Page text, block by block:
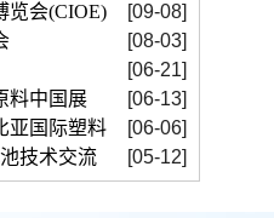
览会(CIOE)
[09-08]
[08-03]
[06-21]
料中国展
[06-13]
亚国际塑料
[06-06]
技术交流
[05-12]